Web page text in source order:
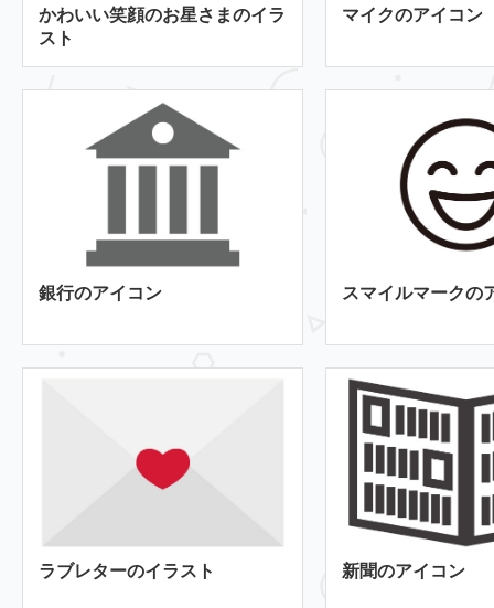
かわいい笑顔のお星さまのイラ
スト
マイクのアイコン
銀行のアイコン スマイルマークの
ラブレターのイラスト 新聞のアイコン